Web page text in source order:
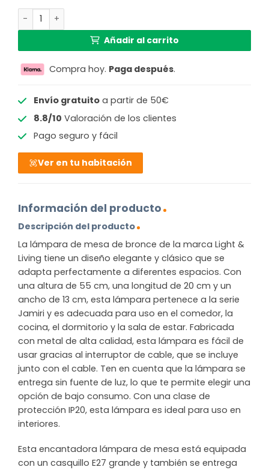
Base de lámpara metálica dorada ovalada Light &
Añadir al carrito
Compra hoy. Paga después.
Envío gratuitoa partir de 50€
8.8/10 Valoración de los clientes
Pago seguro y fácil
Ver en tu habitación
Información del producto
Descripción del producto
La lámpara de mesa de bronce de la marca Light &
Living tiene un diseño elegante y clásico que se
adapta perfectamente a diferentes espacios. Con
una altura de 55 cm, una longitud de 20 cm y un
ancho de 13 cm, esta lámpara pertenece a la serie
Jamiri y es adecuada para uso en el comedor, la
cocina, el dormitorio y la sala de estar. Fabricada
con metal de alta calidad, esta lámpara es fácil de
usar gracias al interruptor de cable, que se incluye
junto con el cable. Ten en cuenta que la lámpara se
entrega sin fuente de luz, lo que te permite elegir una
opción de bajo consumo. Con una clase de
protección IP20, esta lámpara es ideal para uso en
interiores.
Esta encantadora lámpara de mesa está equipada
con un casquillo E27 grande y también se entrega